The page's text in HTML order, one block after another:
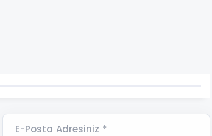
E-Posta Adresiniz *